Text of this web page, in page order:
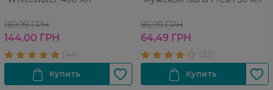
169,99 ГРН
144,00 ГРН
85,99 ГРН
64,49 ГРН